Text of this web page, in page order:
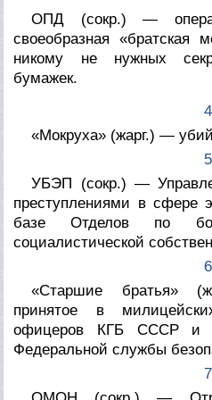
ОПД (сокр.) —
своеобразная «братская
никому не нужных
бумажек.
4
«Мокруха» (жарг.) —
5
УБЭП (сокр.) —
преступлениями в сфере
базе Отделов по
социалистической
6
«Старшие братья»
принятое в
офицеров КГБ СССР и
Федеральной службы
7